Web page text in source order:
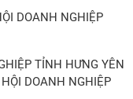
DOANH NGHIỆP
TỈNH HƯNG YÊN
DOANH NGHIỆP